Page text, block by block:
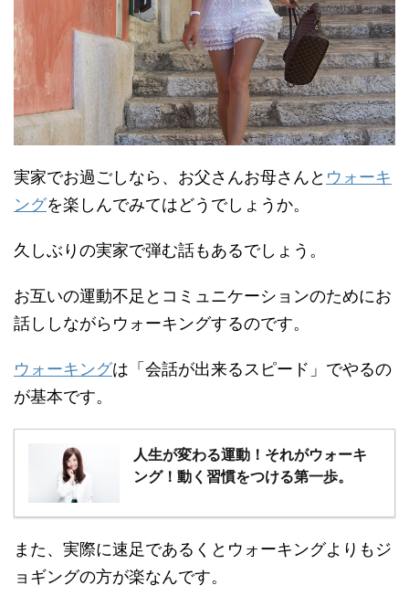
実家でお過ごしなら、お父さんお母さんと ウォーキ
ングを楽しんでみてはどうでしょうか。
久しぶりの実家で弾む話もあるでしょう。
お互いの運動不足とコミュニケーションのためにお
話ししながらウォーキングするのです。
ウォーキングは「会話が出来るスピード」でやるの
が基本です。
人生が変わる運動！それがウォーキ
ング！動く習慣をつける第一歩。
また、実際に速足であるくとウォーキングよりもジ
ョギングの方が楽なんです。